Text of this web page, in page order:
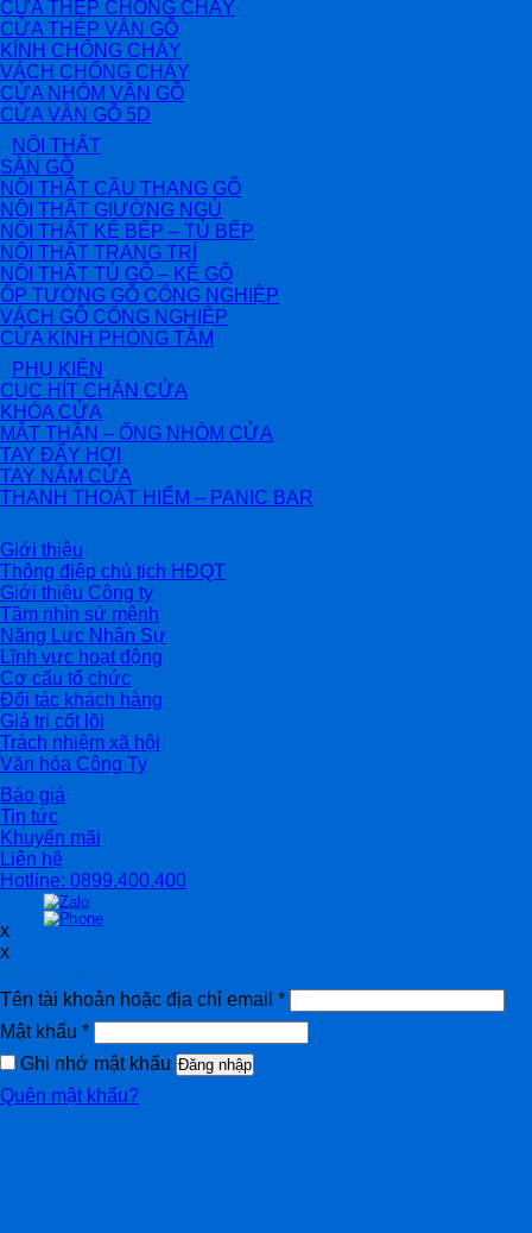
CỬA THÉP CHỐNG CHÁY
CỬA THÉP VÂN GỖ
KÍNH CHỐNG CHÁY
VÁCH CHỐNG CHÁY
CỬA NHÔM VÂN GỖ
CỬA VÂN GỖ 5D
NỘI THẤT
SÀN GỖ
NỘI THẤT CẦU THANG GỖ
NỘI THẤT GIƯỜNG NGỦ
NỘI THẤT KỆ BẾP – TỦ BẾP
NỘI THẤT TRANG TRÍ
NỘI THẤT TỦ GỖ – KỆ GỖ
ỐP TƯỜNG GỖ CÔNG NGHIỆP
VÁCH GỖ CÔNG NGHIỆP
CỬA KÍNH PHÒNG TẮM
PHỤ KIỆN
CỤC HÍT CHẶN CỬA
KHÓA CỬA
MẮT THẦN – ỐNG NHÒM CỬA
TAY ĐẨY HƠI
TAY NẮM CỬA
THANH THOÁT HIỂM – PANIC BAR
Giới thiệu
Thông điệp chủ tịch HĐQT
Giới thiệu Công ty
Tầm nhìn sứ mệnh
Năng Lực Nhân Sự
Lĩnh vực hoạt động
Cơ cấu tổ chức
Đối tác khách hàng
Giá trị cốt lõi
Trách nhiệm xã hội
Văn hóa Công Ty
Báo giá
Tin tức
Khuyến mãi
Liên hệ
Hotline: 0899.400.400
x
x
Tên tài khoản hoặc địa chỉ email *
Mật khẩu *
Ghi nhớ mật khẩu Đăng nhập
Quên mật khẩu?